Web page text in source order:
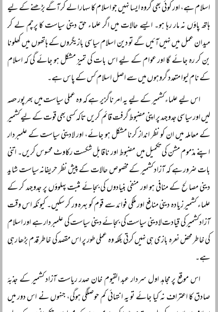
اسلام ہے، اور کوئی بھی گروہ ایسا نہیں جو اسلام کا سہارا لے کر آگے بڑھنے کے لیے
ہاتھ پاؤں نہ مار رہا ہو۔ ایسے حالات میں اگر علماء حق دینی سیاست کا پرچم لے کر
میدان عمل میں نہیں آئیں گے تو دین اسلام سیاسی بازیگروں کے ہاتھوں میں کھلونا
بن کر رہ جائے گا اور عوام کے لیے اس بات کی تمیز مشکل ہو جائے گی کہ اسلام
کے نام لیوا متعدد گروہوں میں سے اصل اسلام کس کے پاس ہے۔
اس لیے علماء کشمیر کے لیے یہ امر ناگزیر ہے کہ وہ عملی سیاست میں بھرپور حصہ
لیں اور سیاسی جدوجہد پر اپنی مضبوط گرفت قائم کریں تاکہ کسی بھی قوت کے لیے کشمیر
کے معاملہ میں ان کو نظر انداز کرنا مشکل ہو جائے، اور لادینی سیاست کے علمبردار
اپنے مذموم مشن کی تکمیل میں مضبوط اور ناقابل شکست رکاوٹ محسوس کریں۔ اتنی
بات ضرور ہے کہ آزاد کشمیر کے مخصوص حالات کے پیش نظر حریفانہ سیاست شاید
دینی مصالح کے منافی ہو اور منفی بنیادوں کی بجائے مثبت پہلوؤں پر جدوجہد کر کے
علماء کشمیر زیادہ دینی منافع اور ملکی فوائد سے قوم کو بہرہ ور کر سکیں۔ کیونکہ اس وقت
آزادکشمیر کی قیادت لادینی سیاست کی بجائے دینی سیاست کی علمبردار ہے اور اسلام
کی خاطر محض نعرہ بازی ہی نہیں کرتی بلکہ وہ عملی طور پر اس مقصد کی خاطر قدم بڑھا رہی
ہے۔
اس موقع پر مجاہد اول سردار عبد القیوم خان صدر ریاست آزاد کشمیر کے جذبۂ
صادق کا اعتراف نہ کیا جائے تو یہ انتہائی کم حوصلگی ہوگی، جنہوں نے اس دور میں